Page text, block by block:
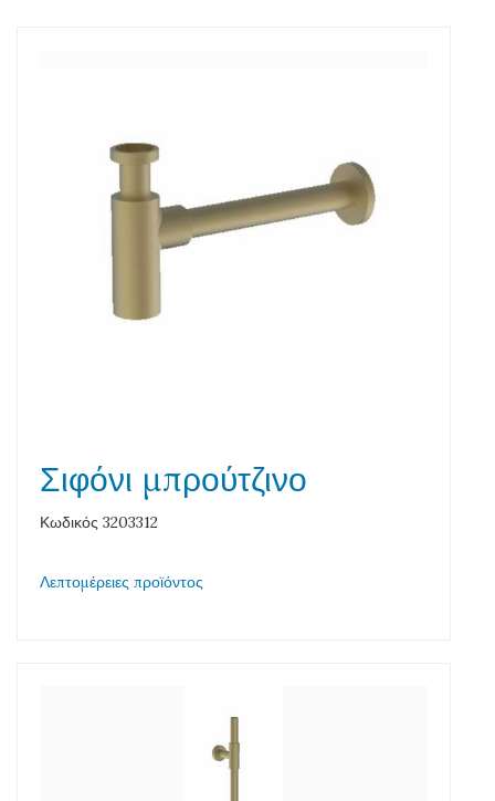
Σιφόνι μπρούτζινο
Κωδικός 3203312
Λεπτομέρειες προϊόντος